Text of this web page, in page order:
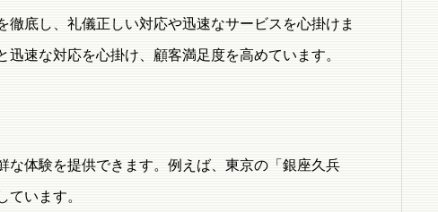
底し、礼儀正しい対応や迅速なサービスを心掛けま
速な対応を心掛け、顧客満足度を高めています。
体験を提供できます。例えば、東京の「銀座久兵
います。